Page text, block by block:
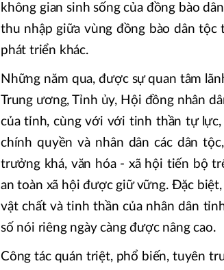
không gian sinh sống của đồng bào
thu nhập giữa vùng đồng bào dân
phát triển khác.
Những năm qua, được sự quan tâm
Trung ương, Tỉnh ủy, Hội đồng nhân
của tỉnh, cùng với với tinh thần tự
chính quyền và nhân dân các dân
trưởng khá, văn hóa - xã hội tiến bộ
an toàn xã hội được giữ vững. Đặc
vật chất và tinh thần của nhân dân
số nói riêng ngày càng được nâng cao.
Công tác quán triệt, phổ biến, tuyên